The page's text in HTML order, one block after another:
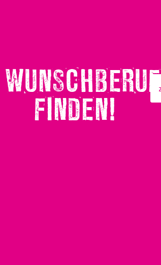
WUNSCHBERUF
FINDEN!